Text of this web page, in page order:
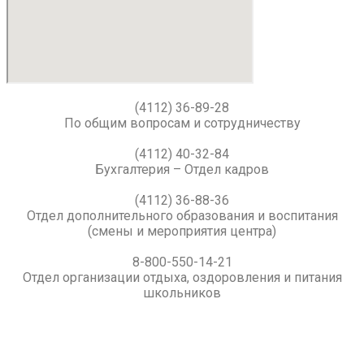
(4112) 36-89-28
По общим вопросам и сотрудничеству
(4112) 40-32-84
Бухгалтерия – Отдел кадров
(4112) 36-88-36
Отдел дополнительного образования и воспитания
(смены и мероприятия центра)
8-800-550-14-21
Отдел организации отдыха, оздоровления и питания
школьников